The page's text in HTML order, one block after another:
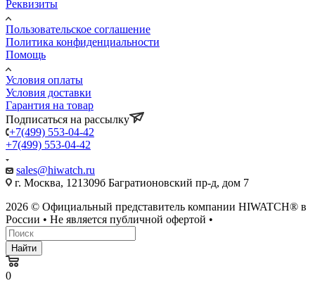
Реквизиты
Пользовательское соглашение
Политика конфиденциальности
Помощь
Условия оплаты
Условия доставки
Гарантия на товар
Подписаться на рассылку
+7(499) 553-04-42
+7(499) 553-04-42
sales@hiwatch.ru
г. Москва, 121309б Багратионовский пр-д, дом 7
2026 © Официальный представитель компании HIWATCH® в
России • Не является публичной офертой •
Найти
0